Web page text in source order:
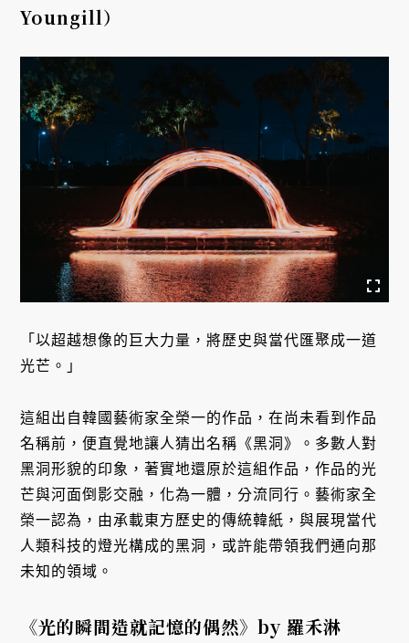
Youngill）
「以超越想像的巨大力量，將歷史與當代匯聚成一道
光芒。」
這組出自韓國藝術家全榮一的作品，在尚未看到作品
名稱前，便直覺地讓人猜出名稱《黑洞》。多數人對
黑洞形貌的印象，著實地還原於這組作品，作品的光
芒與河面倒影交融，化為一體，分流同行。藝術家全
榮一認為，由承載東方歷史的傳統韓紙，與展現當代
人類科技的燈光構成的黑洞，或許能帶領我們通向那
未知的領域。
《光的瞬間造就記憶的偶然》by 羅禾淋